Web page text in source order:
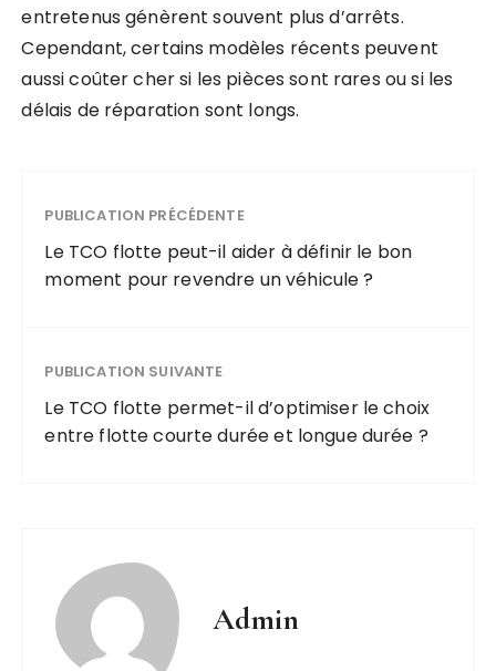
entretenus génèrent souvent plus d’arrêts.
Cependant, certains modèles récents peuvent
aussi coûter cher si les pièces sont rares ou si les
délais de réparation sont longs.
PUBLICATION PRÉCÉDENTE
Le TCO flotte peut-il aider à définir le bon
moment pour revendre un véhicule ?
PUBLICATION SUIVANTE
Le TCO flotte permet-il d’optimiser le choix
entre flotte courte durée et longue durée ?
Admin